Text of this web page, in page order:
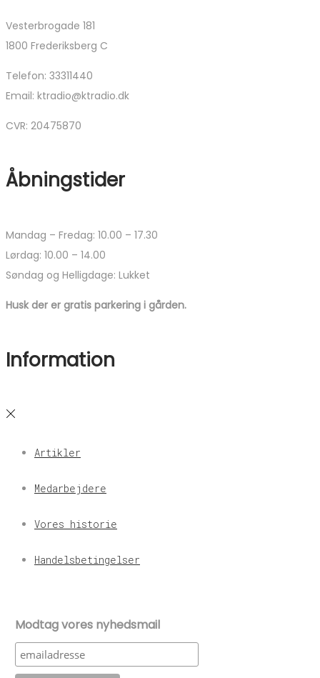
Vesterbrogade 181
1800 Frederiksberg C
Telefon: 33311440
Email: ktradio@ktradio.dk
CVR: 20475870
Åbningstider
Mandag – Fredag: 10.00 – 17.30
Lørdag: 10.00 – 14.00
Søndag og Helligdage: Lukket
Husk der er gratis parkering i gården.
Information
Artikler
Medarbejdere
Vores historie
Handelsbetingelser
Modtag vores nyhedsmail